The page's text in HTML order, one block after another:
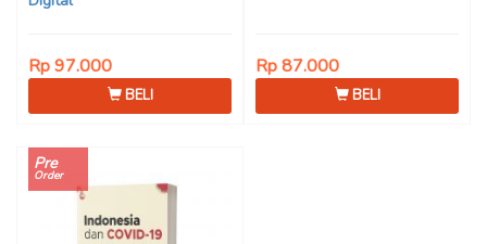
Rp 97.000
BELI
Rp 87.000
BELI
Pre
Order